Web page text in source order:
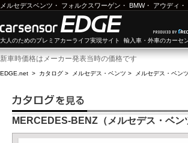
メルセデスベンツ ・ フォルクスワーゲン ・ BMW・ アウディ ・
大人のためのプレミアカーライフ実現サイト 輸入車・外車のカーセ
新車時価格はメーカー発表当時の価格です
EDGE.net > カタログ > メルセデス・ベンツ > メルセデス・ベン
MERCEDES-BENZ（メルセデス・ベン